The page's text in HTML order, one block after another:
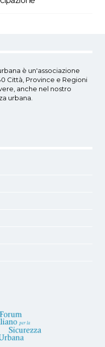
è un'associazione
Città, Province e Regioni
anche nel nostro
urbana.